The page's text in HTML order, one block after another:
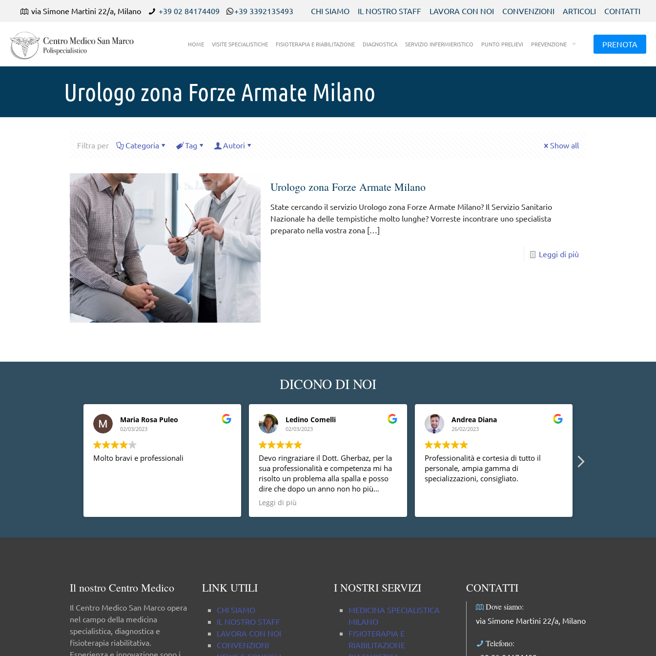
via Simone Martini 22/a, Milano +39 02 84174409 +39 3392135493 CHI SIAMO IL NOSTRO STAFF LAVORA CON NOI CONVENZIONI ARTICOLI CONTATTI
HOME VISITE SPECIALISTICHE FISIOTERAPIA E RIABILITAZIONE DIAGNOSTICA SERVIZIO INFERMIERISTICO PUNTO PRELIEVI PREVENZIONE PRENOTA
Urologo zona Forze Armate Milano
Filtra per Categoria Tag Autori Show all
Urologo zona Forze Armate Milano
State cercando il servizio Urologo zona Forze Armate Milano? Il Servizio Sanitario
Nazionale ha delle tempistiche molto lunghe? Vorreste incontrare uno specialista
preparato nella vostra zona […]
Leggi di più
DICONO DI NOI
Maria Rosa Puleo
02/03/2023
Molto bravi e professionali
Ledino Comelli
02/03/2023
Devo ringraziare il Dott. Gherbaz, per la
sua professionalità e competenza mi ha
risolto un problema alla spalla e posso
dire che dopo un anno non ho più
nessun dolore, vorrei anche dire che è
una persona molto disponibile cosa non
da tutti.
Leggi di più
Andrea Diana
26/02/2023
Professionalità e cortesia di tutto il
personale, ampia gamma di
specializzazioni, consigliato.
Il nostro Centro Medico
Il Centro Medico San Marco opera
nel campo della medicina
specialistica, diagnostica e
fisioterapia riabilitativa.
Esperienza e innovazione sono i
LINK UTILI
CHI SIAMO
IL NOSTRO STAFF
LAVORA CON NOI
CONVENZIONI
I NOSTRI SERVIZI
MEDICINA SPECIALISTICA
MILANO
FISIOTERAPIA E
RIABILITAZIONE
CONTATTI
Dove siamo:
via Simone Martini 22/a, Milano
Telefono: